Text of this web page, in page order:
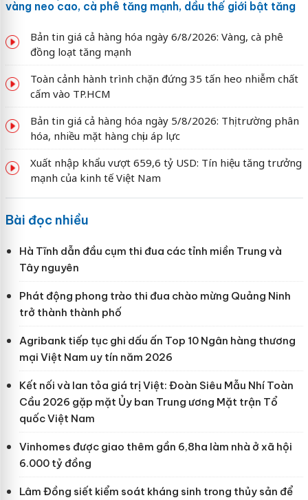
vàng neo cao, cà phê tăng mạnh, dầu thế giới bật tăng
Bản tin giá cả hàng hóa ngày 6/8/2026: Vàng, cà phê
đồng loạt tăng mạnh
Toàn cảnh hành trình chặn đứng 35 tấn heo nhiễm chất
cấm vào TP.HCM
Bản tin giá cả hàng hóa ngày 5/8/2026: Thị trường phân
hóa, nhiều mặt hàng chịu áp lực
Xuất nhập khẩu vượt 659,6 tỷ USD: Tín hiệu tăng trưởng
mạnh của kinh tế Việt Nam
Bài đọc nhiều
Hà Tĩnh dẫn đầu cụm thi đua các tỉnh miền Trung và
Tây nguyên
Phát động phong trào thi đua chào mừng Quảng Ninh
trở thành thành phố
Agribank tiếp tục ghi dấu ấn Top 10 Ngân hàng thương
mại Việt Nam uy tín năm 2026
Kết nối và lan tỏa giá trị Việt: Đoàn Siêu Mẫu Nhí Toàn
Cầu 2026 gặp mặt Ủy ban Trung ương Mặt trận Tổ
quốc Việt Nam
Vinhomes được giao thêm gần 6,8ha làm nhà ở xã hội
6.000 tỷ đồng
Lâm Đồng siết kiểm soát kháng sinh trong thủy sản để